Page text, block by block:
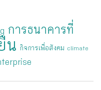
การธนาคารที่
น กิจการเพื่อสังคม climate